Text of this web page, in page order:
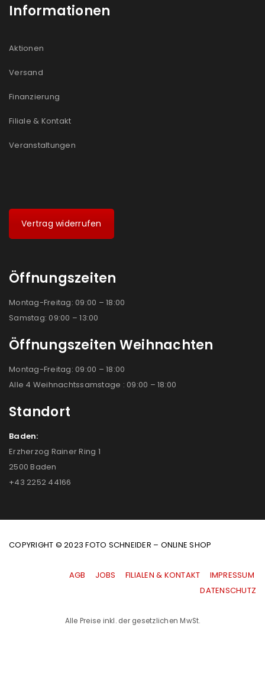
Informationen
Aktionen
Versand
Finanzierung
Filiale & Kontakt
Veranstaltungen
Vertrag widerrufen
Öffnungszeiten
Montag-Freitag: 09:00 – 18:00
Samstag: 09:00 – 13:00
Öffnungszeiten Weihnachten
Montag-Freitag: 09:00 – 18:00
Alle 4 Weihnachtssamstage : 09:00 – 18:00
Standort
Baden:
Erzherzog Rainer Ring 1
2500 Baden
+43 2252 44166
COPYRIGHT © 2023 FOTO SCHNEIDER – ONLINE SHOP
AGB JOBS FILIALEN & KONTAKT
IMPRESSUM
|DATENSCHUTZ
Alle Preise inkl. der gesetzlichen MwSt.